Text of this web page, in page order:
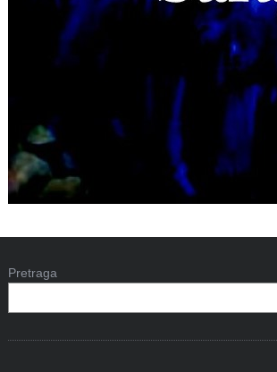
Pretraga